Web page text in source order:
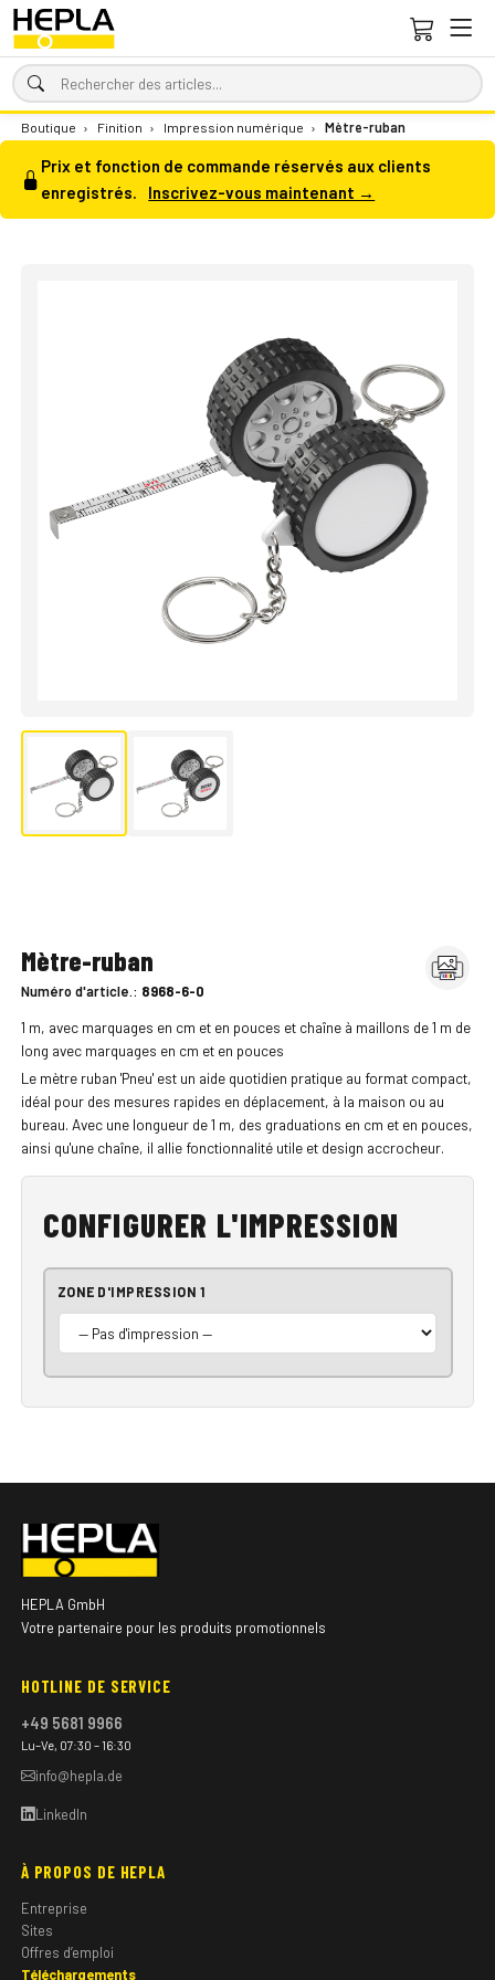
Boutique › Finition › Impression numérique › Mètre-ruban
Prix et fonction de commande réservés aux clients
enregistrés.
Inscrivez-vous maintenant →
Mètre-ruban
Numéro d'article.: 8968-6-0
1 m, avec marquages en cm et en pouces et chaîne à maillons de 1 m de
long avec marquages en cm et en pouces
Le mètre ruban 'Pneu' est un aide quotidien pratique au format compact,
idéal pour des mesures rapides en déplacement, à la maison ou au
bureau. Avec une longueur de 1 m, des graduations en cm et en pouces,
ainsi qu'une chaîne, il allie fonctionnalité utile et design accrocheur.
CONFIGURER L'IMPRESSION
ZONE D'IMPRESSION 1
HEPLA GmbH
Votre partenaire pour les produits promotionnels
HOTLINE DE SERVICE
+49 5681 9966
Lu–Ve, 07:30 – 16:30
info@hepla.de
LinkedIn
À PROPOS DE HEPLA
Entreprise
Sites
Offres d’emploi
Téléchargements